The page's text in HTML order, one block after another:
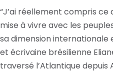
“J’ai réellement compris ce
mise à vivre avec les
sa dimension internationale
et écrivaine brésilienne
traversé l’Atlantique